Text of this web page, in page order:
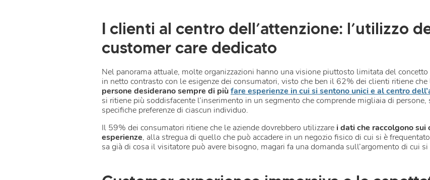
I clienti al centro dell’attenzione: l’utilizzo
customer care dedicato
Nel panorama attuale, molte organizzazioni hanno una visione piuttosto limitata del
in netto contrasto con le esigenze dei consumatori, visto che ben il 62% dei clienti ritiene
persone desiderano sempre di piùfare esperienze in cui si sentono unici e al centro
si ritiene più soddisfacente l’inserimento in un segmento che comprende migliaia di
specifiche preferenze di ciascun individuo.
Il 59% dei consumatori ritiene che le aziende dovrebbero utilizzare i dati che raccolgono
esperienze, alla stregua di quello che può accadere in un negozio fisico di cui si è
sa già di cosa il visitatore può avere bisogno, magari fa una domanda sull’argomento di cui